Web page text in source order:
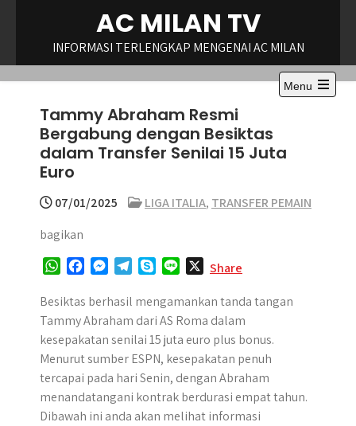
AC MILAN TV
INFORMASI TERLENGKAP MENGENAI AC MILAN
Menu
Open
Tammy Abraham Resmi
Bergabung dengan Besiktas
dalam Transfer Senilai 15 Juta
Euro
07/01/2025 LIGA ITALIA, TRANSFER PEMAIN
bagikan
W
a
t
s
A
c
e
b
o
k
s
s
e
n
r
e
g
r
a
y
p
e
n
e
Share
Besiktas berhasil mengamankan tanda tangan
Tammy Abraham dari AS Roma dalam
kesepakatan senilai 15 juta euro plus bonus.
Menurut sumber ESPN, kesepakatan penuh
tercapai pada hari Senin, dengan Abraham
menandatangani kontrak berdurasi empat tahun.
Dibawah ini anda akan melihat informasi